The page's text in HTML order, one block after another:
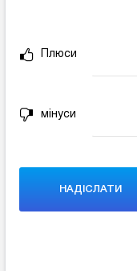
Плюси
мінуси